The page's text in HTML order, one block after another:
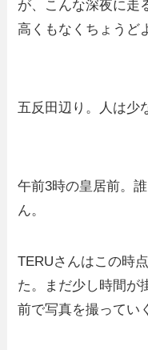
が、こんな深夜に走
高くもなくちょうど
五反田辺り。人は少
午前3時の皇居前。
ん。
TERUさんはこの時
た。まだ少し時間が
前で写真を撮ってい